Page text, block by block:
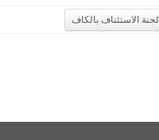
لجنة الاستئناف بالكاف